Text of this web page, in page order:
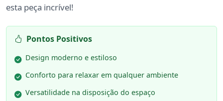
esta peça incrível!
Pontos Positivos
Design moderno e estiloso
Conforto para relaxar em qualquer ambiente
Versatilidade na disposição do espaço